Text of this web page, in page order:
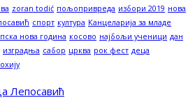
zoran todić пољопривреда избори 2019 нова
спорт култура Канцеларија за младе
нова година косово најбољи ученици дан
изградња сабор црква рок фест деца